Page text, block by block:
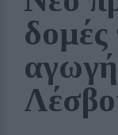
δομές